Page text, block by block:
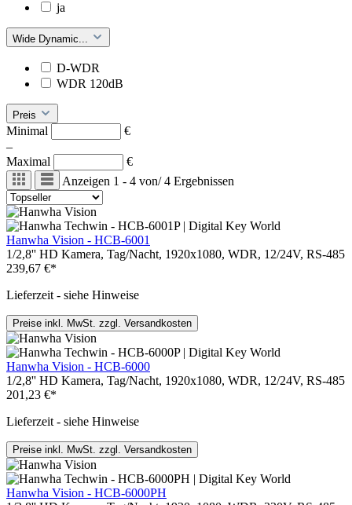
ja
Wide Dynamic...
D-WDR
WDR 120dB
Preis
Minimal
€
–
Maximal
€
Anzeigen 1 - 4 von/4 Ergebnissen
Hanwha Vision - HCB-6001
1/2,8'' HD Kamera, Tag/Nacht, 1920x1080, WDR, 12/24V, RS-485
239,67 €*
Lieferzeit - siehe Hinweise
Preise inkl. MwSt. zzgl. Versandkosten
Hanwha Vision - HCB-6000
1/2,8'' HD Kamera, Tag/Nacht, 1920x1080, WDR, 12/24V, RS-485
201,23 €*
Lieferzeit - siehe Hinweise
Preise inkl. MwSt. zzgl. Versandkosten
Hanwha Vision - HCB-6000PH